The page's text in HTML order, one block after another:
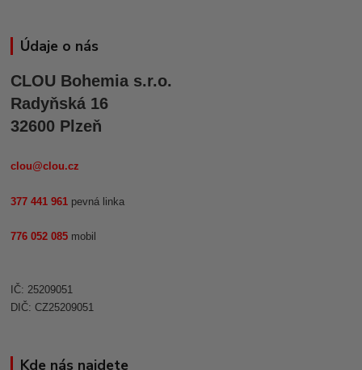
Údaje o nás
CLOU Bohemia s.r.o.
Radyňská 16
32600 Plzeň
clou@clou.cz
377 441 961 pevná linka
776 052 085 mobil
IČ: 25209051
DIČ: CZ25209051
Kde nás najdete